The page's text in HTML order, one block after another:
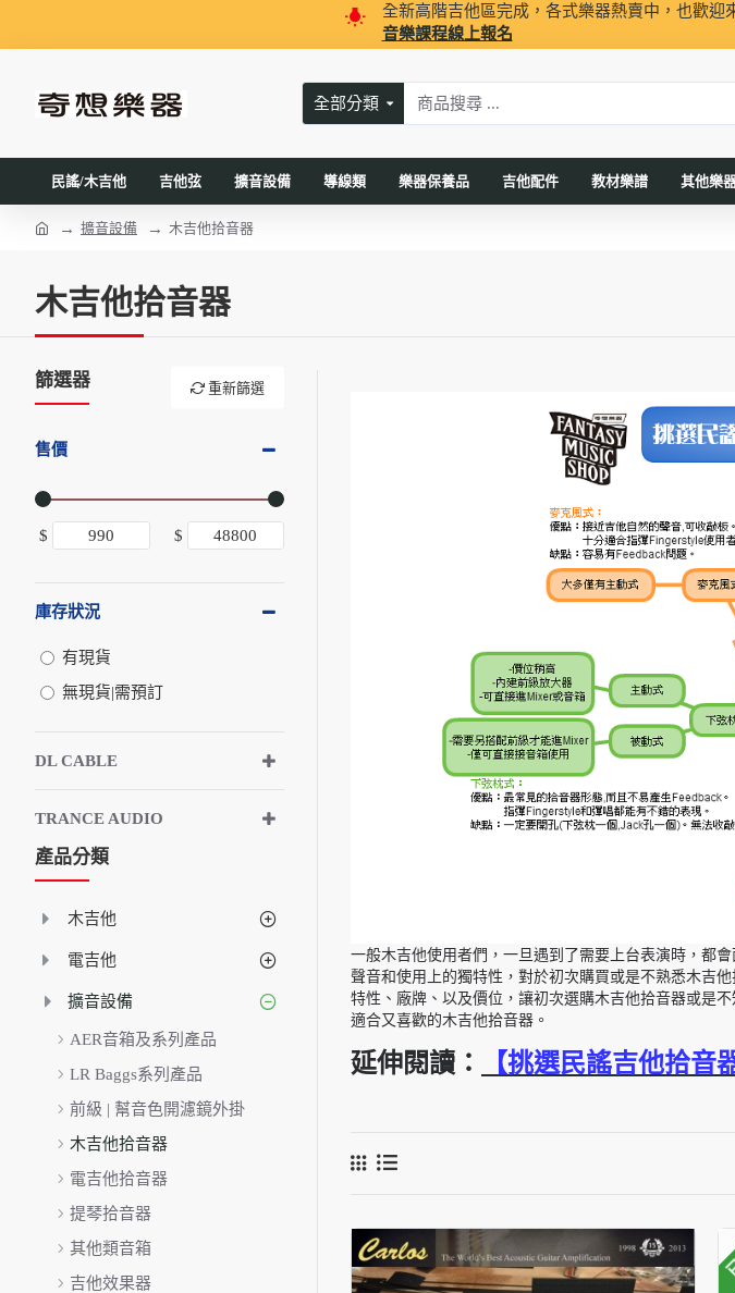
全新高階吉他區完成，各式樂器熱賣中，也歡
音樂課程線上報名
全部分類
民謠/木吉他 吉他弦 擴音設備 導線類 樂器保養品 吉他配件 教材樂譜 其他樂
擴音設備 木吉他拾音器
木吉他拾音器
篩選器 重新篩選
售價
$ $
DL CABLE
TRANCE AUDIO
庫存狀況
有現貨
無現貨|需預訂
產品分類
木吉他
電吉他
擴音設備
AER音箱及系列產品
LR Baggs系列產品
前級 | 幫音色開濾鏡外掛
木吉他拾音器
電吉他拾音器
提琴拾音器
其他類音箱
吉他效果器
一般木吉他使用者們，一旦遇到了需要上台表演時，都
聲音和使用上的獨特性，對於初次購買或是不熟悉木吉
特性、廠牌、以及價位，讓初次選購木吉他拾音器或是
適合又喜歡的木吉他拾音器。
延伸閱讀： 【挑選民謠吉他拾音